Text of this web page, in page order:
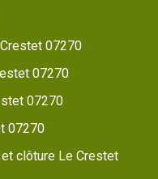
07270
07270
07270
07270
clôture Le Crestet